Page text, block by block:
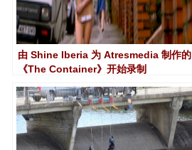
由 Shine Iberia 为 Atresmedia 制作的
《The Container》开始录制